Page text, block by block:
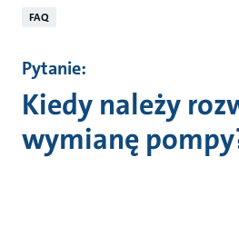
FAQ
Pytanie:
Kiedy należy
wymianę